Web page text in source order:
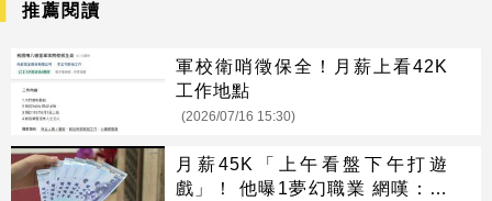
推薦閱讀
軍校衛哨徵保全！月薪上看42K
工作地點
(2026/07/16 15:30)
月薪45K「上午看盤下午打遊
戲」！ 他曝1夢幻職業 網嘆：比